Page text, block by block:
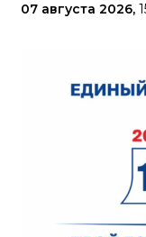
07 августа 2026,